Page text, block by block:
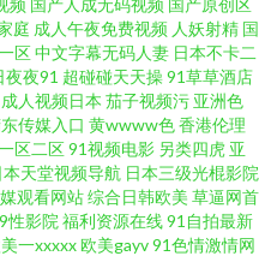
一区二区网站 91第一福利视频 少
97午夜伦理 国产丝袜另类 欧美色
线观看 日韩欧美亚州 中文字幕久久
人AV在线资源 九九热66 亚洲国产
频 国产人成无码视频 国产原创区
庭 成人午夜免费视频 人妖射精 国
区中文字幕无码人妻 日本不卡二
夜夜91 超碰碰天天操91草草酒店
成人视频日本 茄子视频污 亚洲色
传媒入口 黄wwww色香港伦理
区二区91视频电影 另类四虎 亚
本天堂视频导航 日本三级光棍影院
观看网站综合日韩欧美 草逼网首
性影院 福利资源在线91自拍最新
一xxxxx欧美gayv91色情激情网